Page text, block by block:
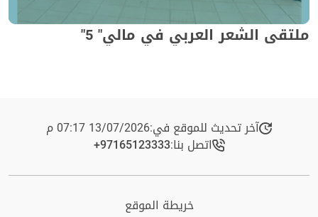
ملتقى الشعر العربي في مالي" 5"
آخر تحديث للموقع في:13/07/2026 07:17 م
اتصل بنا:+97165123333​
خريطة الموقع